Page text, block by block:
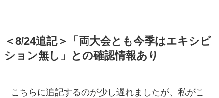
＜8/24追記＞「両大会とも今季はエキシビ
ション無し」との確認情報あり
こちらに追記するのが少し遅れましたが、私がこ